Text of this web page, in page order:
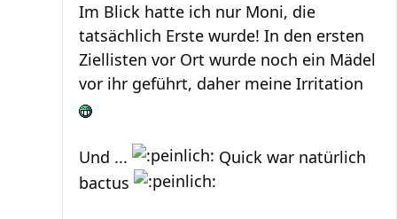
Im Blick hatte ich nur Moni, die
tatsächlich Erste wurde! In den ersten
Ziellisten vor Ort wurde noch ein Mädel
vor ihr geführt, daher meine Irritation
Und ...
Quick war natürlich
bactus